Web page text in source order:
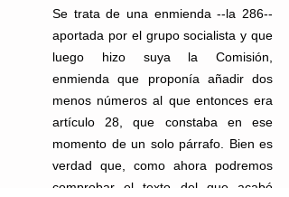
Se trata de una enmienda --la 286--
aportada por el grupo socialista y que
luego hizo suya la Comisión,
enmienda que proponía añadir dos
menos números al que entonces era
artículo 28, que constaba en ese
momento de un solo párrafo. Bien es
verdad que, como ahora podremos
comprobar el texto del que acabó